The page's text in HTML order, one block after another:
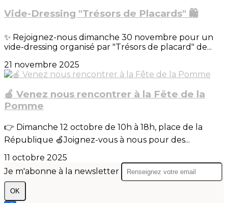
Vide-Dressing "Trésors de Placards" 🛍️
✨ Rejoignez-nous dimanche 30 novembre pour un
vide-dressing organisé par "Trésors de placard" de...
21 novembre 2025
🍎 Venez nous rencontrer à la Fête de la
Pomme
👉 Dimanche 12 octobre de 10h à 18h, place de la
République 🍏Joignez-vous à nous pour des...
11 octobre 2025
Je m'abonne à la newsletter
OK